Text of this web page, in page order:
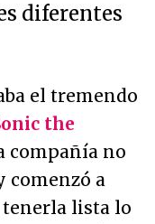
diferentes
el tremendo
the
compañía no
comenzó a
tenerla lista lo